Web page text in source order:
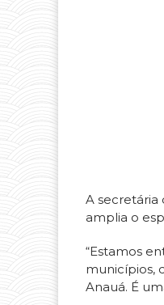
A secretária
amplia o
“Estamos
municípios,
Anauá. É